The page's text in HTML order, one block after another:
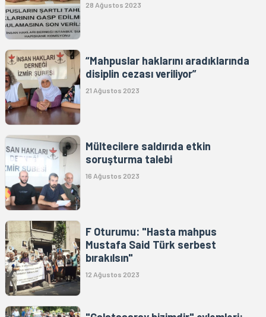
28 Ağustos 2023
“Mahpuslar haklarını aradıklarında
disiplin cezası veriliyor”
21 Ağustos 2023
Mültecilere saldırıda etkin
soruşturma talebi
16 Ağustos 2023
F Oturumu: "Hasta mahpus
Mustafa Said Türk serbest
bırakılsın"
12 Ağustos 2023